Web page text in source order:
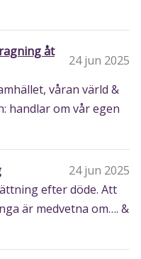
åt
24 jun 2025
våran värld &
handlar om vår egen
24 jun 2025
efter döde. Att
är medvetna om…. &